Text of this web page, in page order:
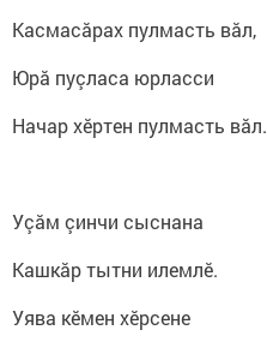
Касмасӑрах пулмасть вӑл,
Юрӑ пуçласа юрласси
Начар хӗртен пулмасть вӑл.
Уçӑм çинчи сыснана
Кашкӑр тытни илемлӗ.
Уява кӗмен хӗрсене